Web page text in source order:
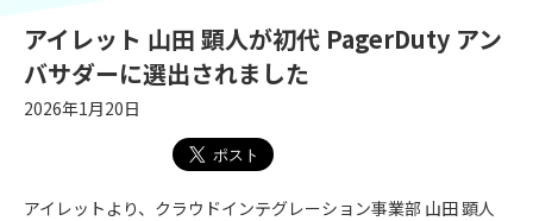
アイレット 山田 顕人が初代 PagerDuty アン
バサダーに選出されました
2026年1月20日
アイレットより、クラウドインテグレーション事業部 山田 顕人